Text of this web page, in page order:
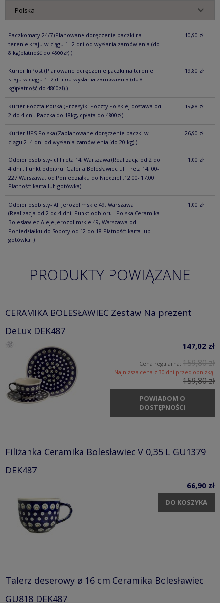
Paczkomaty 24/7 (Planowane doręczenie paczki na
terenie kraju w ciągu 1- 2 dni od wysłania zamówienia (do
8 kg)płatność do 4800zł).)
10,90 zł
Kurier InPost (Planowane doręczenie paczki na terenie
kraju w ciągu 1- 2 dni od wysłania zamówienia (do 8
kg)płatność do 4800zł).)
19,80 zł
Kurier Poczta Polska (Przesyłki Poczty Polskiej dostawa od
2 do 4 dni. Paczka do 18kg, opłata do 4800zł)
19,88 zł
Kurier UPS Polska (Zaplanowane doręczenie paczki w
ciągu 2- 4 dni od wysłania zamówienia (do 20 kg).)
26,90 zł
Odbiór osobisty- ul.Freta 14, Warszawa (Realizacja od 2 do
4 dni . Punkt odbioru: Galeria Bolesławiec ul. Freta 14, 00-
227 Warszawa, od Poniedziałku do Niedzieli,12:00- 17:00.
Płatność: karta lub gotówka)
1,00 zł
Odbiór osobisty- Al. Jerozolimskie 49, Warszawa
(Realizacja od 2 do 4 dni. Punkt odbioru : Polska Ceramika
Bolesławiec Aleje Jerozolimskie 49, Warszawa od
Poniedziałku do Soboty od 12 do 18 Płatność: karta lub
gotówka. )
1,00 zł
PRODUKTY POWIĄZANE
CERAMIKA BOLESŁAWIEC Zestaw Na prezent
DeLux DEK487
147,02 zł
Cena regularna: 159,80 zł
Najniższa cena z 30 dni przed obniżką:
159,80 zł
POWIADOM O
DOSTĘPNOŚCI
Filiżanka Ceramika Bolesławiec V 0,35 L GU1379
DEK487
66,90 zł
DO KOSZYKA
Talerz deserowy ø 16 cm Ceramika Bolesławiec
GU818 DEK487